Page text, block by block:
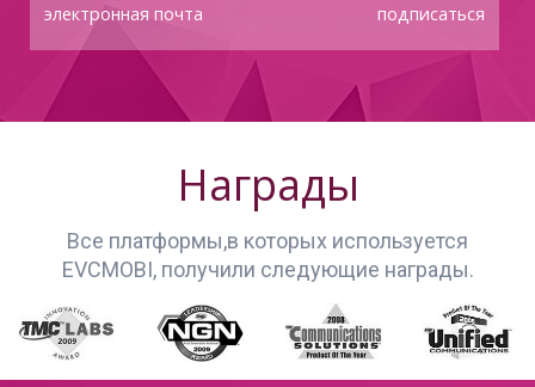
подписаться
Награды
Все платформы,в которых используется
EVCMOBI, получили следующие награды.